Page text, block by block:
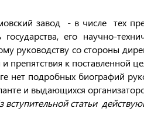
завод - в числе тех
его научно-
руководству со стороны
препятствия к поставленной
нет подробных биографий
и выдающихся
вступительной статьи